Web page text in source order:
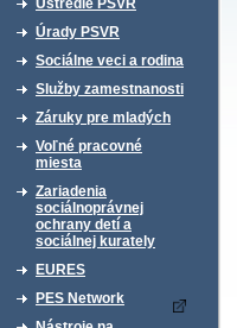
Ústredie PSVR
Úrady PSVR
Sociálne veci a rodina
Služby zamestnanosti
Záruky pre mladých
Voľné pracovné
miesta
Zariadenia
sociálnoprávnej
ochrany detí a
sociálnej kurately
EURES
PES Network